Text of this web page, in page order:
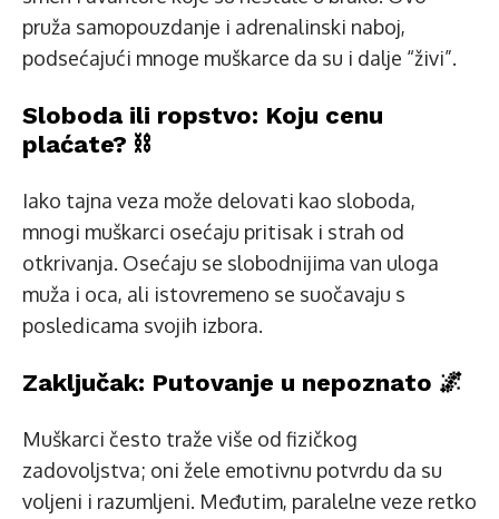
pruža samopouzdanje i adrenalinski naboj,
podsećajući mnoge muškarce da su i dalje “živi”.
Sloboda ili ropstvo: Koju cenu
plaćate? ⛓️
Iako tajna veza može delovati kao sloboda,
mnogi muškarci osećaju pritisak i strah od
otkrivanja. Osećaju se slobodnijima van uloga
muža i oca, ali istovremeno se suočavaju s
posledicama svojih izbora.
Zaključak: Putovanje u nepoznato 🌌
Muškarci često traže više od fizičkog
zadovoljstva; oni žele emotivnu potvrdu da su
voljeni i razumljeni. Međutim, paralelne veze retko